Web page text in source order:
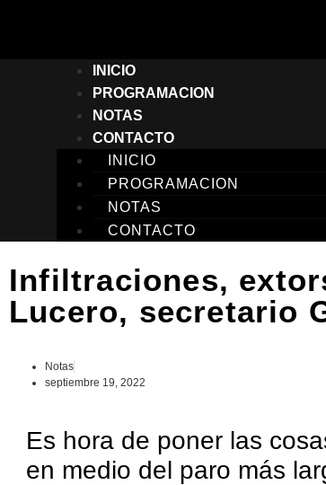
INICIO
PROGRAMACION
NOTAS
CONTACTO
INICIO
PROGRAMACION
NOTAS
CONTACTO
Infiltraciones,
Lucero, secretario
Notas
septiembre 19, 2022
Es hora de poner las
en medio del paro más